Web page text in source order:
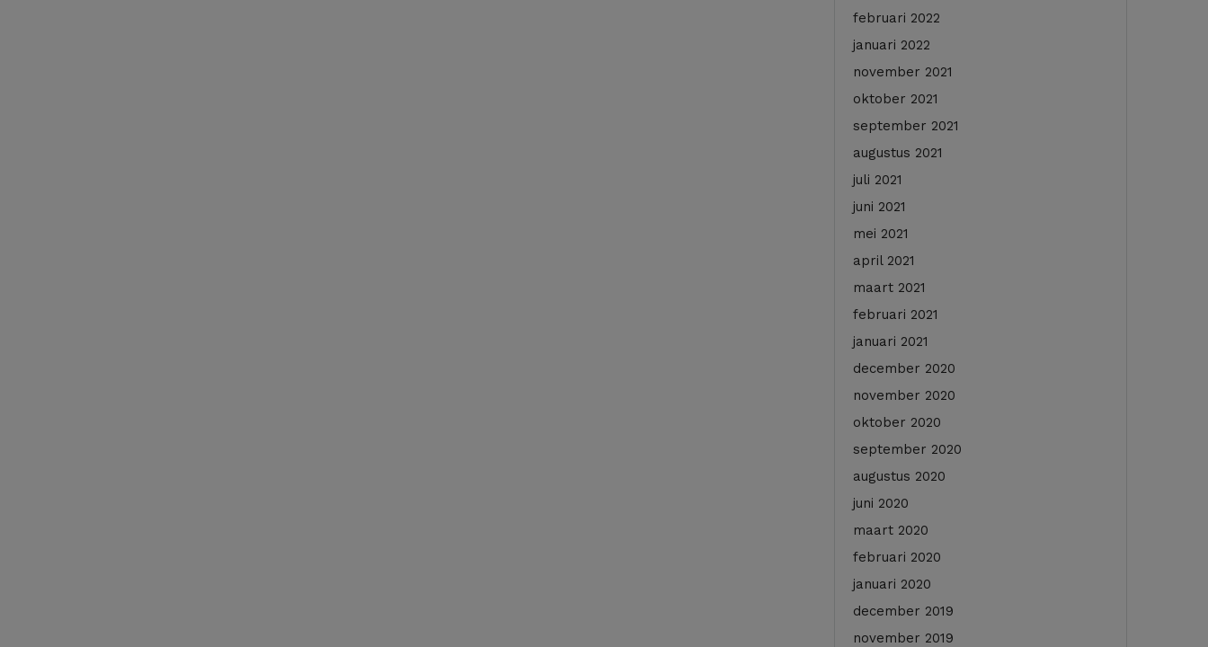
februari 2022
januari 2022
november 2021
oktober 2021
september 2021
augustus 2021
juli 2021
juni 2021
mei 2021
april 2021
maart 2021
februari 2021
januari 2021
december 2020
november 2020
oktober 2020
september 2020
augustus 2020
juni 2020
maart 2020
februari 2020
januari 2020
december 2019
november 2019